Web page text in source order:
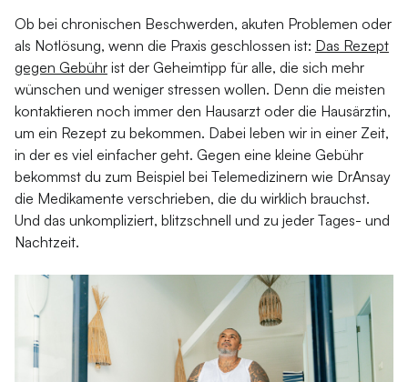
Ob bei chronischen Beschwerden, akuten Problemen oder
als Notlösung, wenn die Praxis geschlossen ist: Das Rezept
gegen Gebühr ist der Geheimtipp für alle, die sich mehr
wünschen und weniger stressen wollen. Denn die meisten
kontaktieren noch immer den Hausarzt oder die Hausärztin,
um ein Rezept zu bekommen. Dabei leben wir in einer Zeit,
in der es viel einfacher geht. Gegen eine kleine Gebühr
bekommst du zum Beispiel bei Telemedizinern wie DrAnsay
die Medikamente verschrieben, die du wirklich brauchst.
Und das unkompliziert, blitzschnell und zu jeder Tages- und
Nachtzeit.